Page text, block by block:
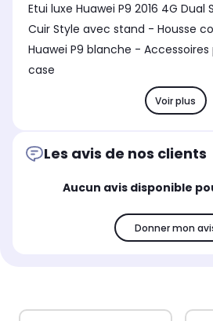
Etui luxe Huawei P9 2016 4G Dual
Cuir Style avec stand - Housse
Huawei P9 blanche - Accessoires
case
Voir plus
Les avis de nos clients
Aucun avis disponible
Donner mon